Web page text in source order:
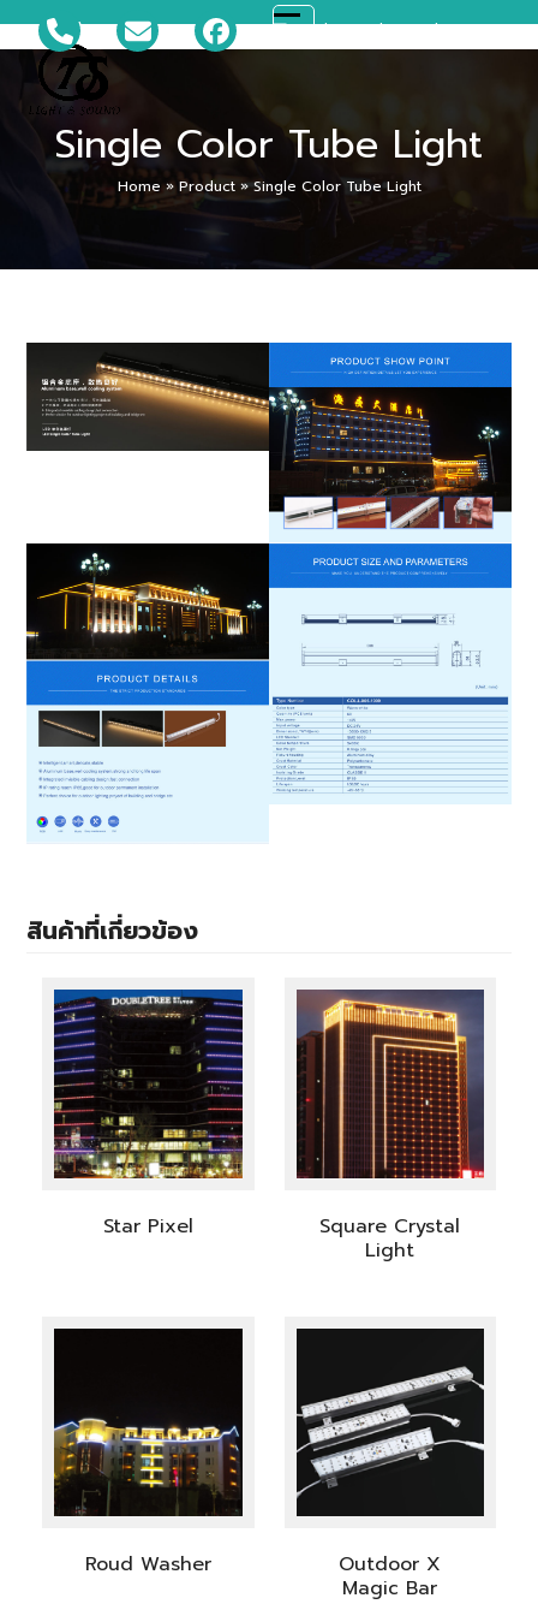
to
content
081-699-5119 ts_disco@hotmail.com
Open
menu
Close
menu
Single Color Tube Light
Home»Product»Single Color Tube Light
สินค้าที่เกี่ยวข้อง
Star Pixel
Square Crystal
Light
Roud Washer
Outdoor X
Magic Bar